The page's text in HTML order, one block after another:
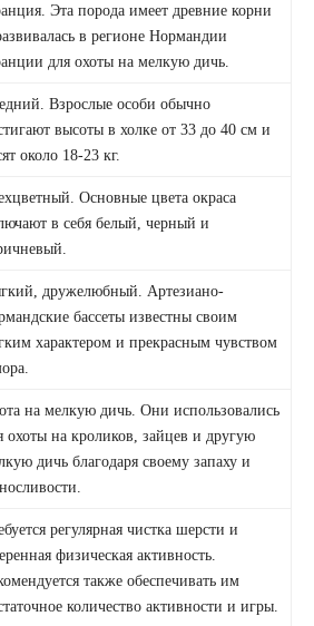
Эта порода имеет древние корни
в регионе Нормандии
для охоты на мелкую дичь.
Взрослые особи обычно
высоты в холке от 33 до 40 см и
около 18-23 кг.
Основные цвета окраса
в себя белый, черный и
дружелюбный. Артезиано-
бассеты известны своим
характером и прекрасным чувством
на мелкую дичь. Они использовались
охоты на кроликов, зайцев и другую
дичь благодаря своему запаху и
регулярная чистка шерсти и
физическая активность.
также обеспечивать им
количество активности и игры.